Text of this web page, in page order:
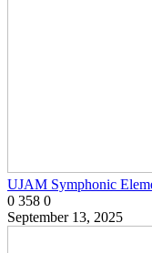
UJAM Symphonic
0 358 0
September 13, 2025